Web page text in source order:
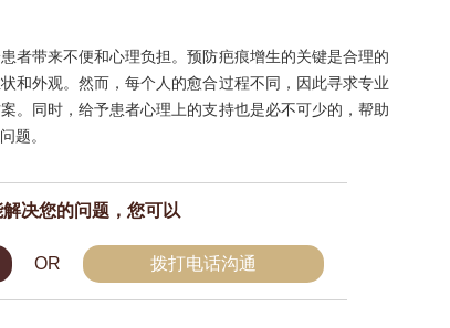
者带来不便和心理负担。预防疤痕增生的关键是合理的
和外观。然而，每个人的愈合过程不同，因此寻求专业
。同时，给予患者心理上的支持也是必不可少的，帮助
题。
决您的问题，您可以
OR 拨打电话沟通